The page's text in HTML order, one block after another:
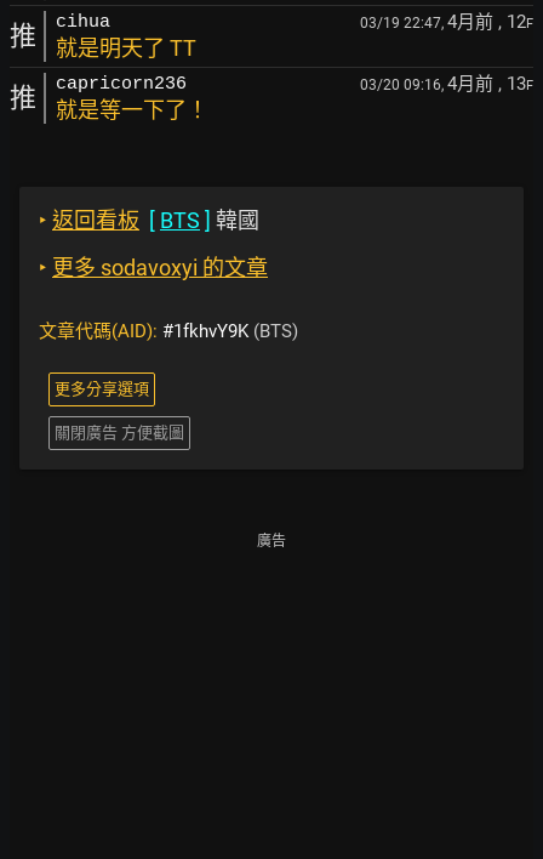
推 cihua 03/19 22:47, 4月前 , 12F
就是明天了 TT
推 capricorn236 03/20 09:16, 4月前 , 13F
就是等一下了！
‣ 返回看板 [ BTS ] 韓國
‣ 更多 sodavoxyi 的文章
文章代碼(AID): #1fkhvY9K (BTS)
更多分享選項
關閉廣告 方便截圖
廣告